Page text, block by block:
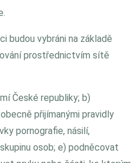
budou vybráni na základě
prostřednictvím sítě
České republiky; b)
přijímanými pravidly
pornografie, násilí,
osob; e) podněcovat